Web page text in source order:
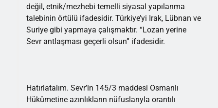
değil, etnik/mezhebi temelli siyasal yapılanma
talebinin örtülü ifadesidir. Türkiye’yi Irak, Lübnan ve
Suriye gibi yapmaya çalışmaktır. “Lozan yerine
Sevr antlaşması geçerli olsun” ifadesidir.
Hatırlatalım. Sevr’in 145/3 maddesi Osmanlı
Hükûmetine azınlıkların nüfuslarıyla orantılı